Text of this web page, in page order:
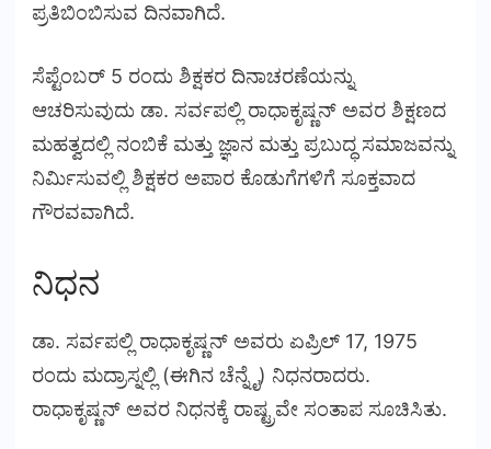
ಪ್ರತಿಬಿಂಬಿಸುವ ದಿನವಾಗಿದೆ.
ಸೆಪ್ಟೆಂಬರ್ 5 ರಂದು ಶಿಕ್ಷಕರ ದಿನಾಚರಣೆಯನ್ನು
ಆಚರಿಸುವುದು ಡಾ. ಸರ್ವಪಲ್ಲಿ ರಾಧಾಕೃಷ್ಣನ್ ಅವರ ಶಿಕ್ಷಣದ
ಮಹತ್ವದಲ್ಲಿ ನಂಬಿಕೆ ಮತ್ತು ಜ್ಞಾನ ಮತ್ತು ಪ್ರಬುದ್ಧ ಸಮಾಜವನ್ನು
ನಿರ್ಮಿಸುವಲ್ಲಿ ಶಿಕ್ಷಕರ ಅಪಾರ ಕೊಡುಗೆಗಳಿಗೆ ಸೂಕ್ತವಾದ
ಗೌರವವಾಗಿದೆ.
ನಿಧನ
ಡಾ. ಸರ್ವಪಲ್ಲಿ ರಾಧಾಕೃಷ್ಣನ್ ಅವರು ಏಪ್ರಿಲ್ 17, 1975
ರಂದು ಮದ್ರಾಸ್ನಲ್ಲಿ (ಈಗಿನ ಚೆನ್ನೈ) ನಿಧನರಾದರು.
ರಾಧಾಕೃಷ್ಣನ್ ಅವರ ನಿಧನಕ್ಕೆ ರಾಷ್ಟ್ರವೇ ಸಂತಾಪ ಸೂಚಿಸಿತು.